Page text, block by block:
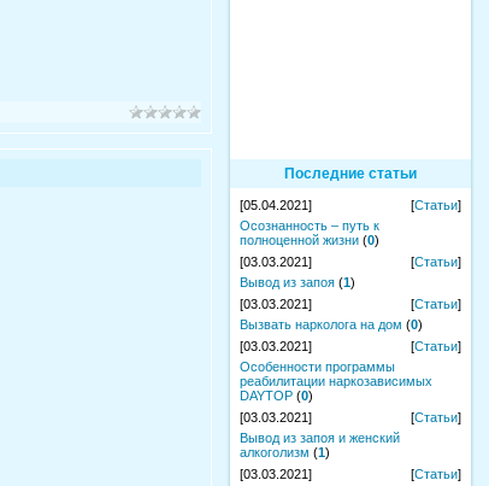
Последние статьи
[05.04.2021] [Статьи]
Осознанность – путь к
полноценной жизни (0)
[03.03.2021]
[Статьи]
Вывод из запоя (1)
[03.03.2021]
[Статьи]
Вызвать нарколога на дом (0)
[03.03.2021]
[Статьи]
Особенности программы
реабилитации наркозависимых
DAYTOP (0)
[03.03.2021]
[Статьи]
Вывод из запоя и женский
алкоголизм (1)
[03.03.2021]
[Статьи]